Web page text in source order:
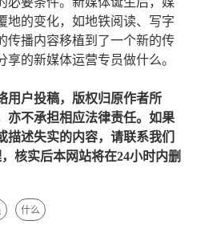
地的变化，如地铁阅读、写字
传播内容移植到了一个新的传
的新媒体运营专员做什么。
用户投稿，版权归原作者所
亦不承担相应法律责任。如果
述失实的内容，请联系我们
核实后本网站将在24小时内删
什么